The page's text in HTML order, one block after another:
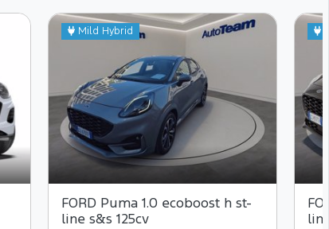
Mild Hybrid
FORD Puma 1.0 ecoboost h st-
line s&s 125cv